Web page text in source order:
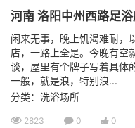
河南 洛阳中州西路足
闲来无事，晚上饥渴难耐，
店，一路上全是。今晚有空
谈，屋里有个牌子写着具体
一般，就是浪，特别浪...
分类：洗浴场所
2823 0 0